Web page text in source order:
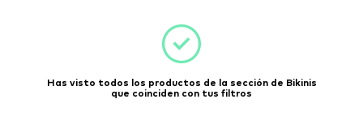
Has visto todos los productos de la sección de Bikinis
que coinciden con tus filtros